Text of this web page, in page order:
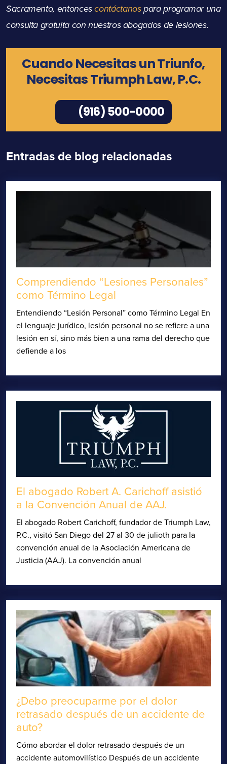
Sacramento, entoncescontáctanospara programar una
consulta gratuita con nuestros abogados de lesiones.
Cuando Necesitas un Triunfo,
Necesitas Triumph Law, P.C.
(916) 500-0000
Entradas de blog relacionadas
Comprendiendo “Lesiones Personales”
como Término Legal
Entendiendo “Lesión Personal” como Término Legal En
el lenguaje jurídico, lesión personal no se refiere a una
lesión en sí, sino más bien a una rama del derecho que
defiende a los
El abogado Robert A. Carichoff asistió
a la Convención Anual de AAJ.
El abogado Robert Carichoff, fundador de Triumph Law,
P.C., visitó San Diego del 27 al 30 de julioth para la
convención anual de la Asociación Americana de
Justicia (AAJ). La convención anual
¿Debo preocuparme por el dolor
retrasado después de un accidente de
auto?
Cómo abordar el dolor retrasado después de un
accidente automovilístico Después de un accidente